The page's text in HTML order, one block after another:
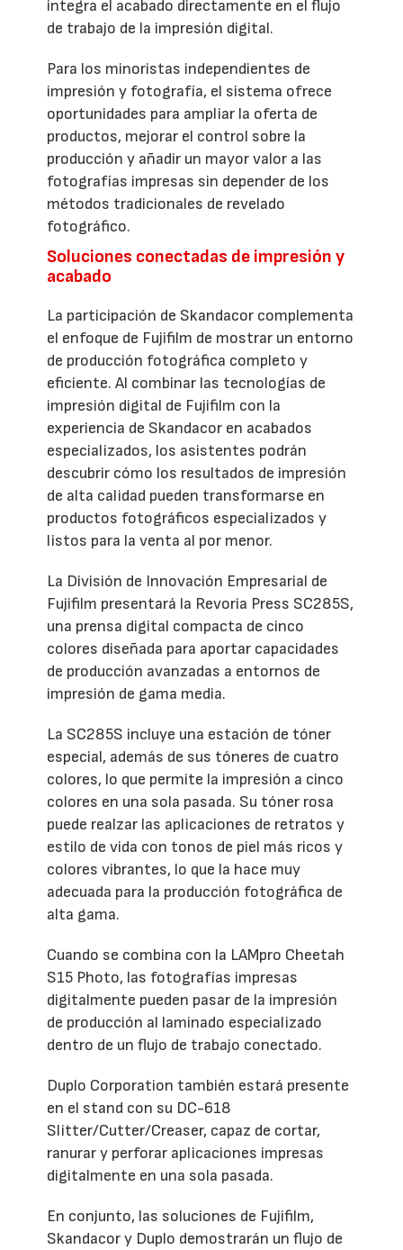
integra el acabado directamente en el flujo
de trabajo de la impresión digital.
Para los minoristas independientes de
impresión y fotografía, el sistema ofrece
oportunidades para ampliar la oferta de
productos, mejorar el control sobre la
producción y añadir un mayor valor a las
fotografías impresas sin depender de los
métodos tradicionales de revelado
fotográfico.
Soluciones conectadas de impresión y
acabado
La participación de Skandacor complementa
el enfoque de Fujifilm de mostrar un entorno
de producción fotográfica completo y
eficiente. Al combinar las tecnologías de
impresión digital de Fujifilm con la
experiencia de Skandacor en acabados
especializados, los asistentes podrán
descubrir cómo los resultados de impresión
de alta calidad pueden transformarse en
productos fotográficos especializados y
listos para la venta al por menor.
La División de Innovación Empresarial de
Fujifilm presentará la Revoria Press SC285S,
una prensa digital compacta de cinco
colores diseñada para aportar capacidades
de producción avanzadas a entornos de
impresión de gama media.
La SC285S incluye una estación de tóner
especial, además de sus tóneres de cuatro
colores, lo que permite la impresión a cinco
colores en una sola pasada. Su tóner rosa
puede realzar las aplicaciones de retratos y
estilo de vida con tonos de piel más ricos y
colores vibrantes, lo que la hace muy
adecuada para la producción fotográfica de
alta gama.
Cuando se combina con la LAMpro Cheetah
S15 Photo, las fotografías impresas
digitalmente pueden pasar de la impresión
de producción al laminado especializado
dentro de un flujo de trabajo conectado.
Duplo Corporation también estará presente
en el stand con su DC-618
Slitter/Cutter/Creaser, capaz de cortar,
ranurar y perforar aplicaciones impresas
digitalmente en una sola pasada.
En conjunto, las soluciones de Fujifilm,
Skandacor y Duplo demostrarán un flujo de